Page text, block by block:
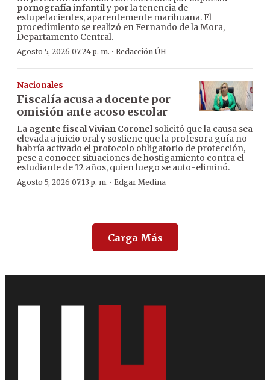
pornografía infantily por la tenencia de
estupefacientes, aparentemente marihuana. El
procedimiento se realizó en Fernando de la Mora,
Departamento Central.
Agosto 5, 2026 07:24 p. m. · Redacción ÚH
Nacionales
Fiscalía acusa a docente por
omisión ante acoso escolar
La agente fiscal Vivian Coronelsolicitó que la causa sea
elevada a juicio oral y sostiene que la profesora guía no
habría activado el protocolo obligatorio de protección,
pese a conocer situaciones de hostigamiento contra el
estudiante de 12 años, quien luego se auto-eliminó.
Agosto 5, 2026 07:13 p. m. · Edgar Medina
Carga Más